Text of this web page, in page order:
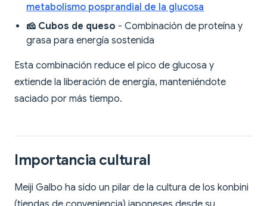
metabolismo posprandial de la glucosa
🧀 Cubos de queso - Combinación de proteína y
grasa para energía sostenida
Esta combinación reduce el pico de glucosa y
extiende la liberación de energía, manteniéndote
saciado por más tiempo.
Importancia cultural
Meiji Galbo ha sido un pilar de la cultura de los konbini